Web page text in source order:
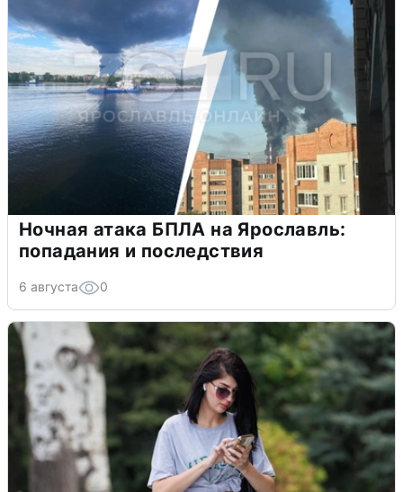
Ночная атака БПЛА на Ярославль:
попадания и последствия
6 августа 0